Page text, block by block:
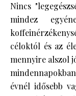
Nincs
mindez
céloktól és az
mennyire alszol
évnél idősebb